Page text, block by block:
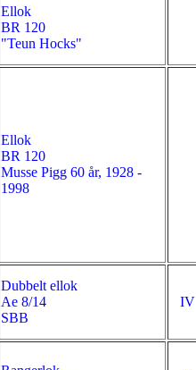
Ellok
BR 120
"Teun Hocks"
Ellok
BR 120
Musse Pigg 60 år, 1928 -
1998
Dubbelt ellok
Ae 8/14
SBB
IV